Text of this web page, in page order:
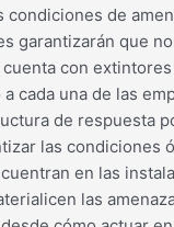
de
garantizarán que
con
cada una de las
de respuesta
las condiciones
en las
las